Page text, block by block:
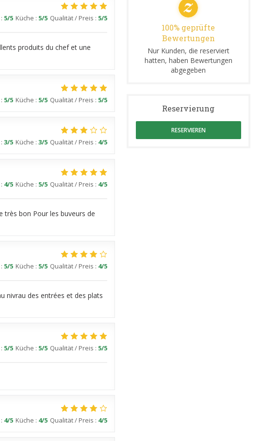
: 5/5 Küche : 5/5 Qualität / Preis : 5/5
produits du chef et une
: 5/5 Küche : 5/5 Qualität / Preis : 5/5
: 3/5 Küche : 3/5 Qualität / Preis : 4/5
: 4/5 Küche : 5/5 Qualität / Preis : 4/5
très bon Pour les buveurs de
: 5/5 Küche : 5/5 Qualität / Preis : 4/5
nivrau des entrées et des plats
: 5/5 Küche : 5/5 Qualität / Preis : 5/5
: 4/5 Küche : 4/5 Qualität / Preis : 4/5
100% geprüfte
Bewertungen
Nur Kunden, die reserviert
hatten, haben Bewertungen
abgegeben
Reservierung
RESERVIEREN